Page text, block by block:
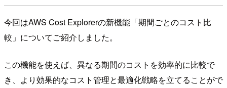
今回はAWS Cost Explorerの新機能「期間ごとのコスト比
較」についてご紹介しました。
この機能を使えば、異なる期間のコストを効率的に比較で
き、より効果的なコスト管理と最適化戦略を立てることがで